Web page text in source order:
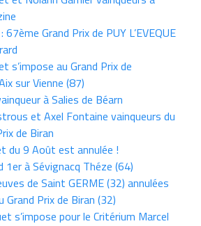
Grand Prix de PUY L’EVEQUE
s’impose au Grand Prix de
sur Vienne (87)
à Salies de Béarn
et Axel Fontaine vainqueurs du
de Biran
du 9 Août est annulée !
1er à Sévignacq Théze (64)
de Saint GERME (32) annulées
Grand Prix de Biran (32)
s’impose pour le Critérium Marcel